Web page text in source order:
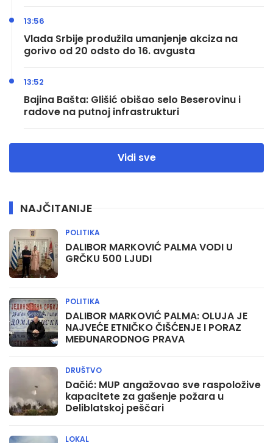
Vlada Srbije produžila umanjenje akciza na
gorivo od 20 odsto do 16. avgusta
13:56
Bajina Bašta: Glišić obišao selo Beserovinu i
radove na putnoj infrastrukturi
13:52
Vidi sve
NAJČITANIJE
DALIBOR MARKOVIĆ PALMA VODI U
GRČKU 500 LJUDI
POLITIKA
DALIBOR MARKOVIĆ PALMA: OLUJA JE
NAJVEĆE ETNIČKO ČIŠĆENJE I PORAZ
MEĐUNARODNOG PRAVA
POLITIKA
Dačić: MUP angažovao sve raspoložive
kapacitete za gašenje požara u
Deliblatskoj peščari
DRUŠTVO
LOKAL